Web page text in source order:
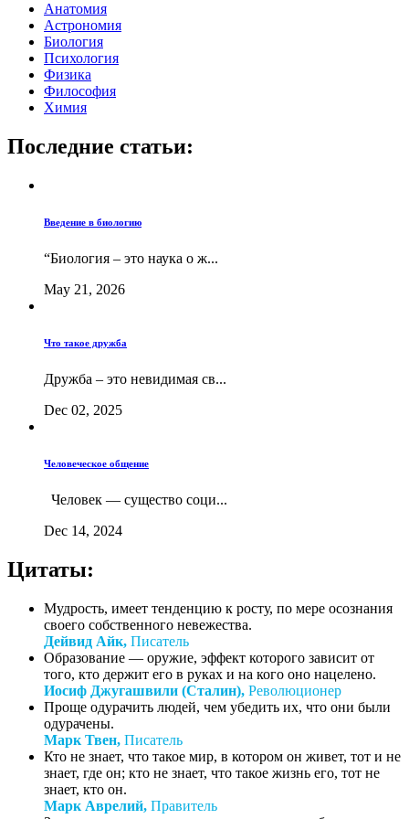
Анатомия
Астрономия
Биология
Психология
Физика
Философия
Химия
Последние статьи:
Введение в биологию
“Биология – это наука о ж...
May 21, 2026
Что такое дружба
Дружба – это невидимая св...
Dec 02, 2025
Человеческое общение
Человек — существо соци...
Dec 14, 2024
Цитаты:
Мудрость, имеет тенденцию к росту, по мере осознания
своего собственного невежества.
Дейвид Айк, Писатель
Образование — оружие, эффект которого зависит от
того, кто держит его в руках и на кого оно нацелено.
Иосиф Джугашвили (Сталин), Революционер
Проще одурачить людей, чем убедить их, что они были
одурачены.
Марк Твен, Писатель
Кто не знает, что такое мир, в котором он живет, тот и не
знает, где он; кто не знает, что такое жизнь его, тот не
знает, кто он.
Марк Аврелий, Правитель